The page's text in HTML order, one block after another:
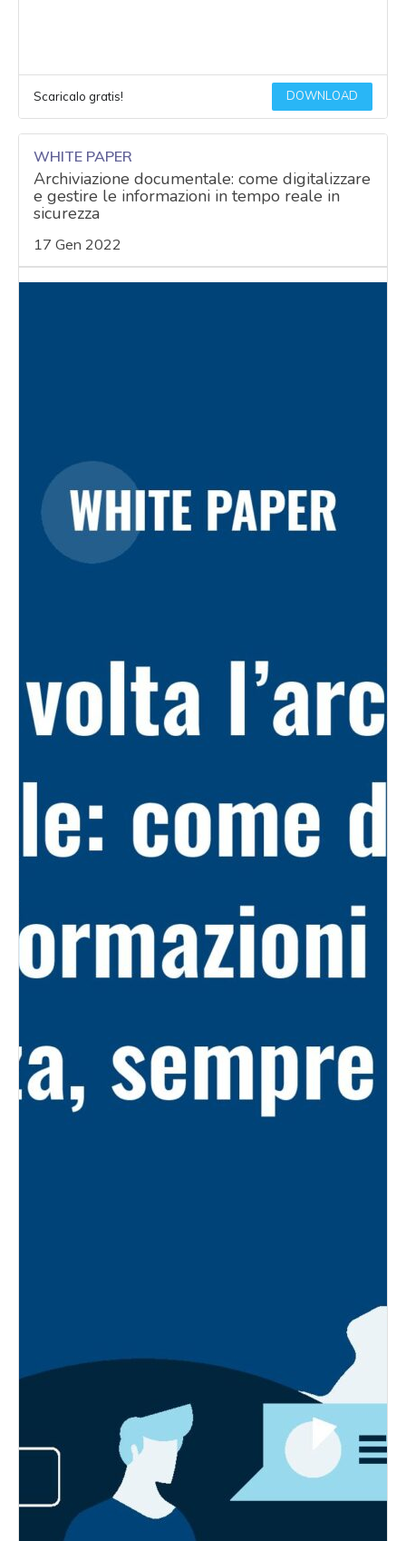
Scaricalo gratis! DOWNLOAD
WHITE PAPER
Archiviazione documentale: come digitalizzare
e gestire le informazioni in tempo reale in
sicurezza
17 Gen 2022